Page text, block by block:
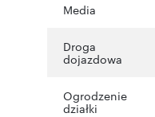
Media
Droga
dojazdowa
Ogrodzenie
działki